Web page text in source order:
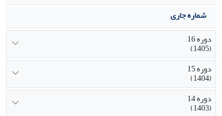
شماره جاری
دوره 16
(1405)
دوره 15
(1404)
دوره 14
(1403)